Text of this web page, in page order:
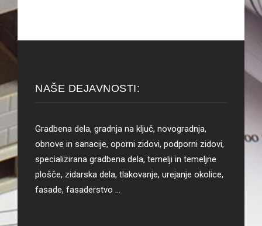
NAŠE DEJAVNOSTI:
Gradbena dela, gradnja na ključ, novogradnja,
obnove in sanacije, oporni zidovi, podporni zidovi,
specializirana gradbena dela, temelji in temeljne
plošče, zidarska dela, tlakovanje, urejanje okolice,
fasade, fasaderstvo …